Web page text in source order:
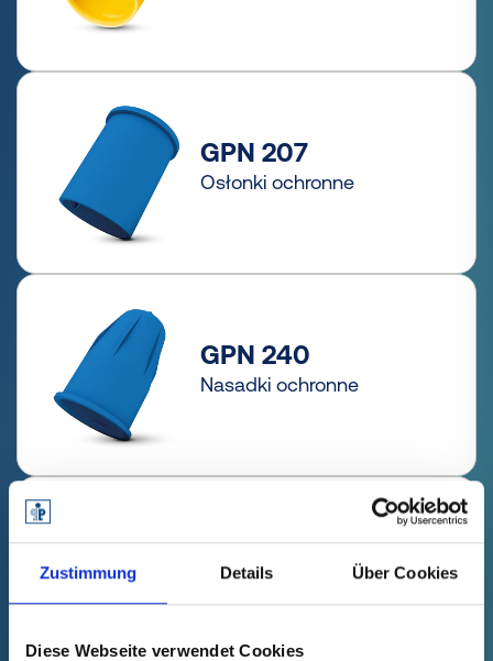
Zustimmung Details Über Cookies
Diese Webseite verwendet Cookies
GPN 207
Osłonki ochronne
GPN 240
Nasadki ochronne
uszczelniające